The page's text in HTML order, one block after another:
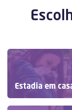
Estadia em